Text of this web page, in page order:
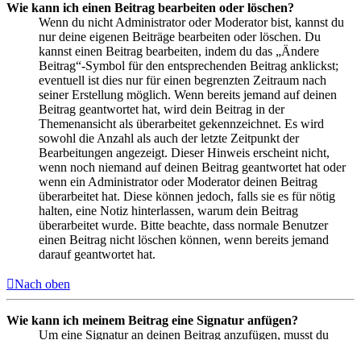
Wie kann ich einen Beitrag bearbeiten oder löschen?
Wenn du nicht Administrator oder Moderator bist, kannst du
nur deine eigenen Beiträge bearbeiten oder löschen. Du
kannst einen Beitrag bearbeiten, indem du das „Ändere
Beitrag“-Symbol für den entsprechenden Beitrag anklickst;
eventuell ist dies nur für einen begrenzten Zeitraum nach
seiner Erstellung möglich. Wenn bereits jemand auf deinen
Beitrag geantwortet hat, wird dein Beitrag in der
Themenansicht als überarbeitet gekennzeichnet. Es wird
sowohl die Anzahl als auch der letzte Zeitpunkt der
Bearbeitungen angezeigt. Dieser Hinweis erscheint nicht,
wenn noch niemand auf deinen Beitrag geantwortet hat oder
wenn ein Administrator oder Moderator deinen Beitrag
überarbeitet hat. Diese können jedoch, falls sie es für nötig
halten, eine Notiz hinterlassen, warum dein Beitrag
überarbeitet wurde. Bitte beachte, dass normale Benutzer
einen Beitrag nicht löschen können, wenn bereits jemand
darauf geantwortet hat.
Nach oben
Wie kann ich meinem Beitrag eine Signatur anfügen?
Um eine Signatur an deinen Beitrag anzufügen, musst du